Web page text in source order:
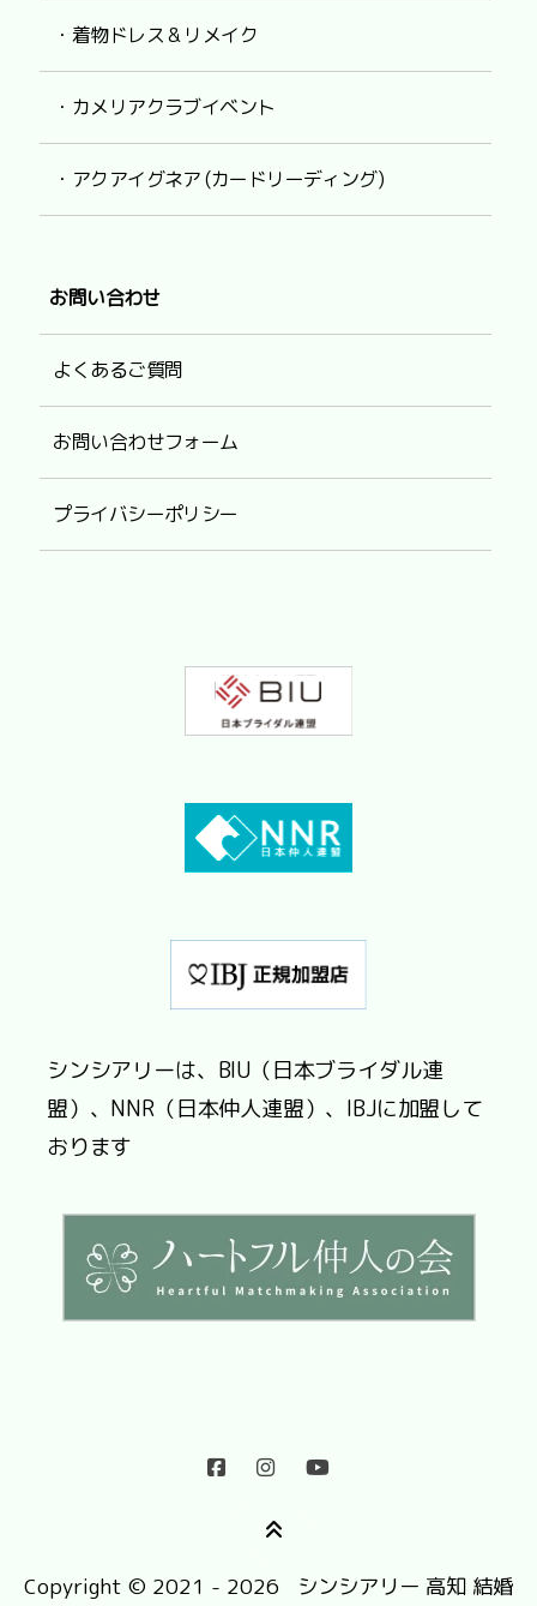
・着物ドレス & リメイク
・カメリアクラブイベント
・アクアイグネア (カードリーディング)
お問い合わせ
よくあるご質問
お問い合わせフォーム
プライバシーポリシー
シンシアリーは、BIU（日本ブライダル連
盟）、NNR（日本仲人連盟）、IBJに加盟して
おります
Copyright © 2021 - 2026 シンシアリー 高知 結婚